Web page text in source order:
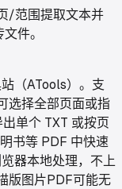
/范围提取文本并
件。
（ATools）。支
选择全部页面或指
单个 TXT 或按页
书等 PDF 中快速
器本地处理，不上
版图片PDF可能无